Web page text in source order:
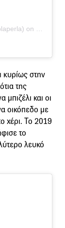
on
κυρίως στην
της
μπιζέλι και οι
οικόπεδο με
χέρι. Το 2019
το
λευκό